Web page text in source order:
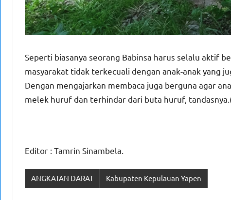
Seperti biasanya seorang Babinsa harus selalu aktif
masyarakat tidak terkecuali dengan anak-anak yang
Dengan mengajarkan membaca juga berguna agar
melek huruf dan terhindar dari buta huruf,
Editor : Tamrin Sinambela.
ANGKATAN DARAT Kabupaten Kepulauan Yapen